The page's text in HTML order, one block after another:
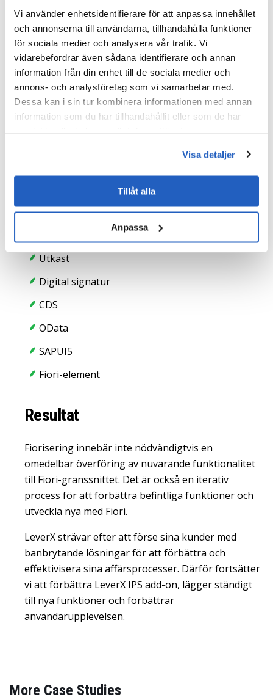
Vi använder enhetsidentifierare för att anpassa innehållet
och annonserna till användarna, tillhandahålla funktioner
för sociala medier och analysera vår trafik. Vi
vidarebefordrar även sådana identifierare och annan
information från din enhet till de sociala medier och
annons- och analysföretag som vi samarbetar med.
Dessa kan i sin tur kombinera informationen med annan
information som du har tillhandahållit eller som de har
Visa detaljer
Tillåt alla
Anpassa
IPS-biljettinstrumentpanel
ABAP
OData
SAPUI5
IPS/ändrad post-integration
HANA DB
Utkast
Digital signatur
CDS
OData
SAPUI5
Fiori-element
Resultat
Fiorisering innebär inte nödvändigtvis en
omedelbar överföring av nuvarande funktionalitet
till Fiori-gränssnittet. Det är också en iterativ
process för att förbättra befintliga funktioner och
utveckla nya med Fiori.
LeverX strävar efter att förse sina kunder med
banbrytande lösningar för att förbättra och
effektivisera sina affärsprocesser. Därför fortsätter
vi att förbättra LeverX IPS add-on, lägger ständigt
till nya funktioner och förbättrar
användarupplevelsen.
More Case Studies